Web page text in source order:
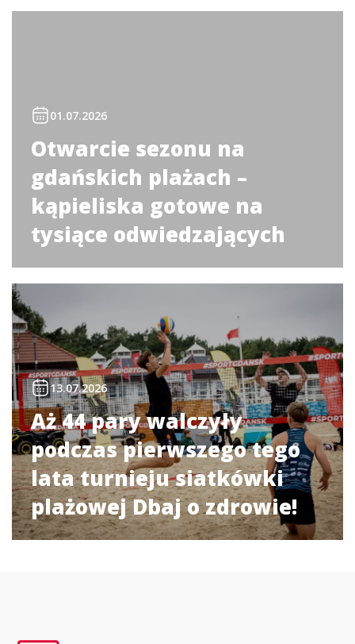
01.07.2026
Otwarcie sezonu na
gdańskich plażach –
kąpieliska gotowe na
tysiące odwiedzających
13.07.2026
Aż 44 pary walczyły
podczas pierwszego tego
lata turnieju siatkówki
plażowej Dbaj o zdrowie!